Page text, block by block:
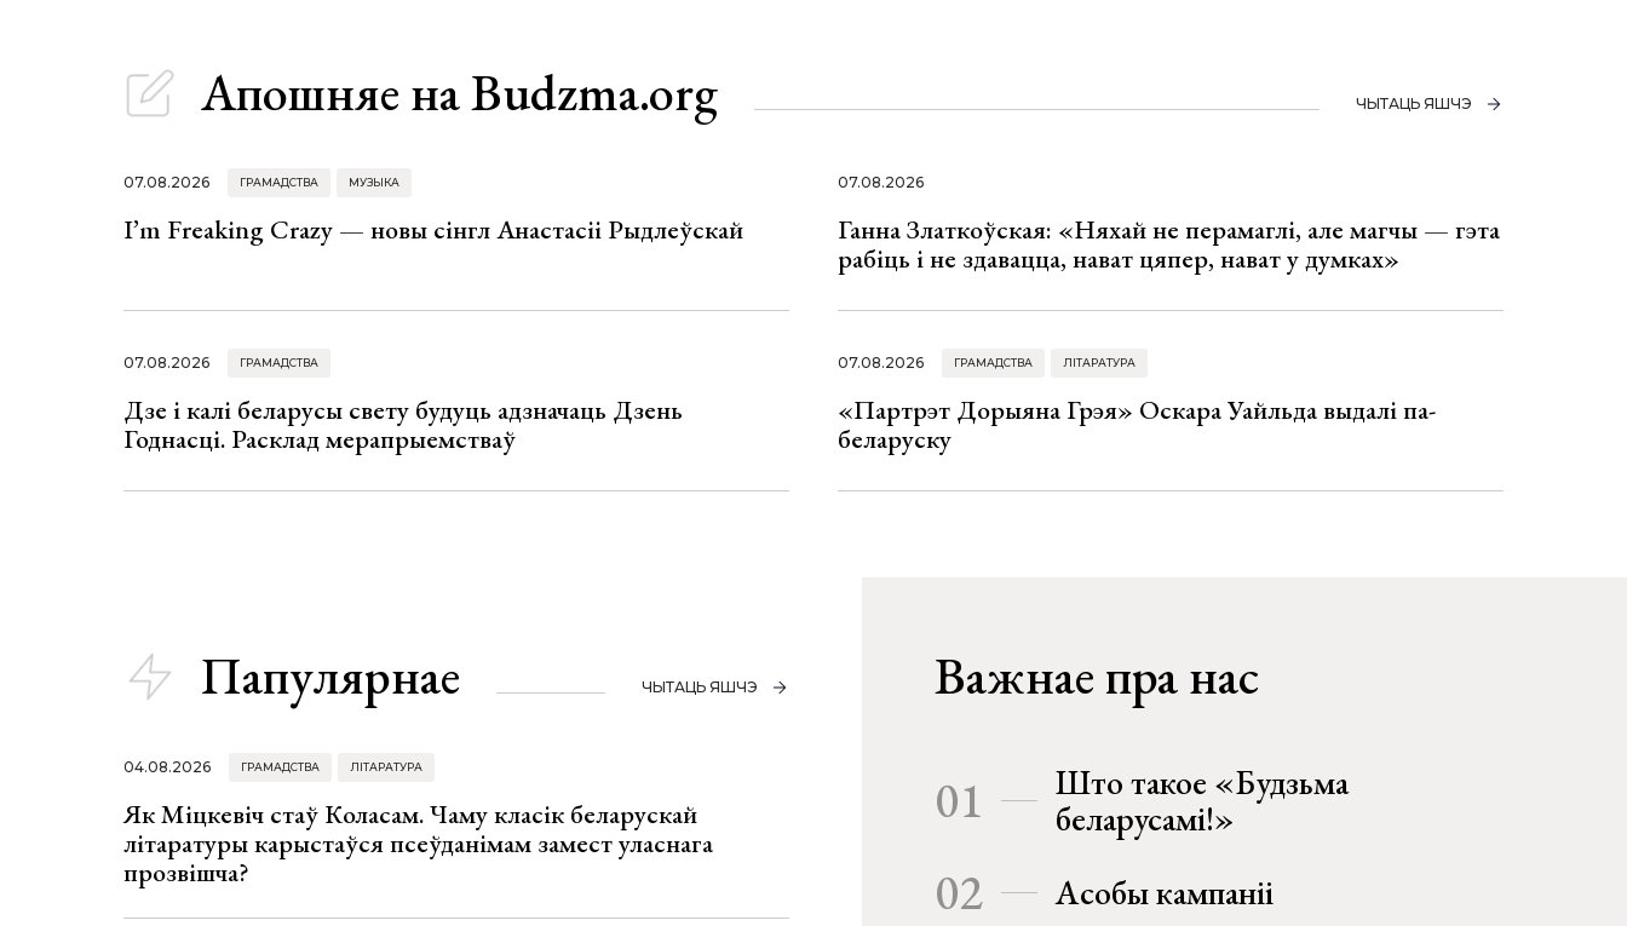
Апошняе на Budzma.org ЧЫТАЦЬ ЯШЧЭ
07.08.2026 ГРАМАДСТВА МУЗЫКА
I’m Freaking Crazy — новы сінгл Анастасіі Рыдлеўскай
07.08.2026
Ганна Златкоўская: «Няхай не перамаглі, але магчы — гэта
рабіць і не здавацца, нават цяпер, нават у думках»
07.08.2026 ГРАМАДСТВА
Дзе і калі беларусы свету будуць адзначаць Дзень
Годнасці. Расклад мерапрыемстваў
07.08.2026 ГРАМАДСТВА ЛІТАРАТУРА
«Партрэт Дорыяна Грэя» Оскара Уайльда выдалі па-
беларуску
Папулярнае ЧЫТАЦЬ ЯШЧЭ
04.08.2026 ГРАМАДСТВА ЛІТАРАТУРА
Як Міцкевіч стаў Коласам. Чаму класік беларускай
літаратуры карыстаўся псеўданімам замест уласнага
прозвішча?
Важнае пра нас
01
Што такое «Будзьма
беларусамі!»
02 Асобы кампаніі